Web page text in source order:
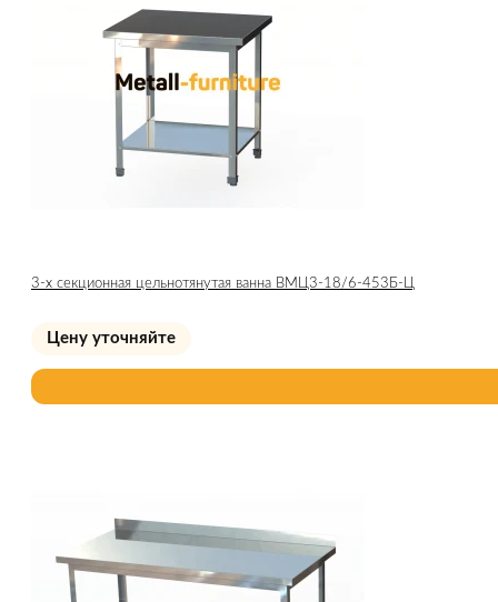
3-х секционная цельнотянутая ванна ВМЦ3-18/6-453Б-Ц
Цену уточняйте